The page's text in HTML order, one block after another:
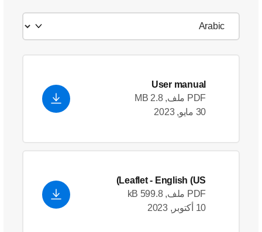
User manual
PDF ملف, 2.8 MB
30 مايو, 2023
Leaflet - English (US)
PDF ملف, 599.8 kB
10 أكتوبر, 2023